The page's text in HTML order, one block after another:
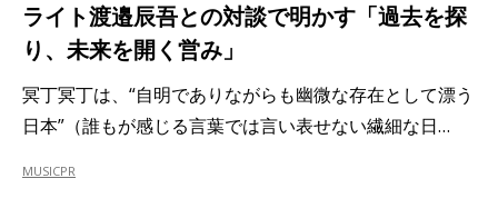
ライト渡邉辰吾との対談で明かす「過去を探
り、未来を開く営み」
冥丁冥丁は、“自明でありながらも幽微な存在として漂う
日本”（誰もが感じる言葉では言い表せない繊細な日…
MUSICPR